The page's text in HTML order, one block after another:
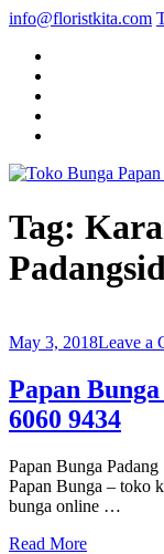
info@floristkita.com
Toko
Tag:
May 3, 2018Leave a
Papan
6060 9434
Papan Bunga
Papan Bunga – toko
bunga online …
Read More